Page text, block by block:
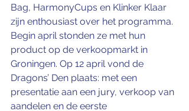
Bag, HarmonyCups en Klinker Klaar
zijn enthousiast over het programma.
Begin april stonden ze met hun
product op de verkoopmarkt in
Groningen. Op 12 april vond de
Dragons’ Den plaats: met een
presentatie aan een jury, verkoop van
aandelen en de eerste